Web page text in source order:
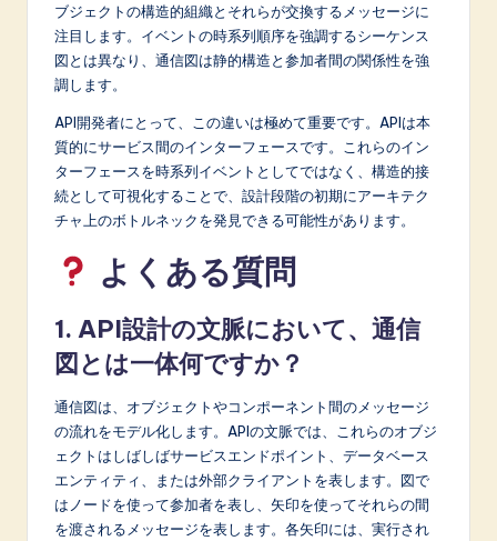
w
o
ti
ブジェクトの構造的組織とそれらが交換するメッセージに
注目します。イベントの時系列順序を強調するシーケンス
図とは異なり、通信図は静的構造と参加者間の関係性を強
調します。
API開発者にとって、この違いは極めて重要です。APIは本
質的にサービス間のインターフェースです。これらのイン
ターフェースを時系列イベントとしてではなく、構造的接
続として可視化することで、設計段階の初期にアーキテク
チャ上のボトルネックを発見できる可能性があります。
よくある質問
1. API設計の文脈において、通信
図とは一体何ですか？
通信図は、オブジェクトやコンポーネント間のメッセージ
の流れをモデル化します。APIの文脈では、これらのオブジ
ェクトはしばしばサービスエンドポイント、データベース
エンティティ、または外部クライアントを表します。図で
はノードを使って参加者を表し、矢印を使ってそれらの間
を渡されるメッセージを表します。各矢印には、実行され